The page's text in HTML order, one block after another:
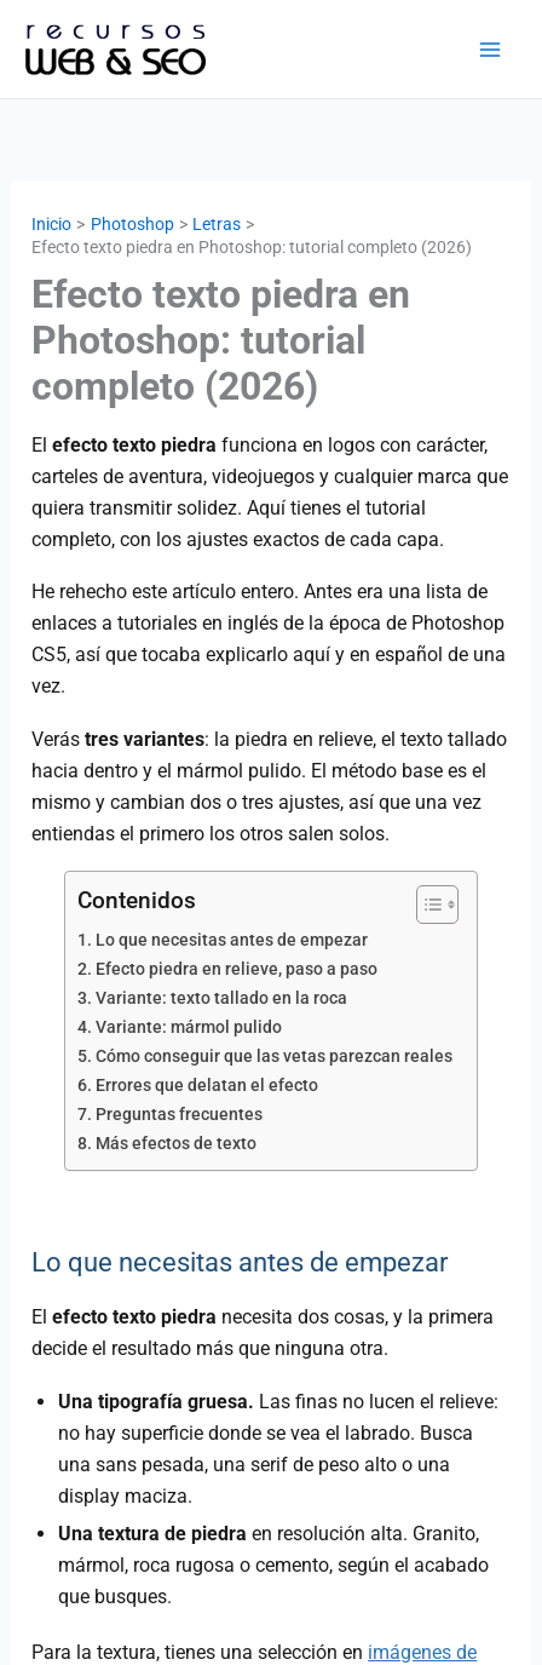
Inicio Photoshop
Letras
Efecto texto piedra en Photoshop: tutorial completo (2026)
Efecto texto piedra en
Photoshop: tutorial
completo (2026)
Elefecto texto piedra funciona en logos con carácter,
carteles de aventura, videojuegos y cualquier marca que
quiera transmitir solidez. Aquí tienes el tutorial
completo, con los ajustes exactos de cada capa.
He rehecho este artículo entero. Antes era una lista de
enlaces a tutoriales en inglés de la época de Photoshop
CS5, así que tocaba explicarlo aquí y en español de una
vez.
Verástres variantes: la piedra en relieve, el texto tallado
hacia dentro y el mármol pulido. El método base es el
mismo y cambian dos o tres ajustes, así que una vez
entiendas el primero los otros salen solos.
Contenidos
Lo que necesitas antes de empezar
Efecto piedra en relieve, paso a paso
Variante: texto tallado en la roca
Variante: mármol pulido
Cómo conseguir que las vetas parezcan reales
Errores que delatan el efecto
Preguntas frecuentes
Más efectos de texto
Lo que necesitas antes de empezar
Elefecto texto piedra necesita dos cosas, y la primera
decide el resultado más que ninguna otra.
Una tipografía gruesa. Las finas no lucen el relieve:
no hay superficie donde se vea el labrado. Busca
una sans pesada, una serif de peso alto o una
display maciza.
Una textura de piedra en resolución alta. Granito,
mármol, roca rugosa o cemento, según el acabado
que busques.
Para la textura, tienes una selección en imágenes de